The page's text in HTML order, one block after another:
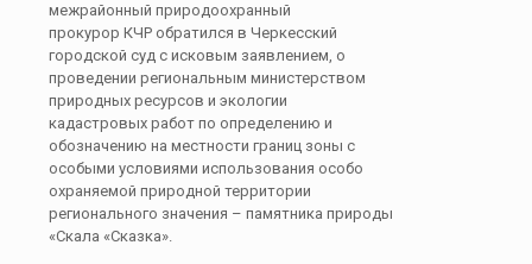
межрайонный природоохранный
прокурор КЧР обратился в Черкесский
городской суд с исковым заявлением, о
проведении региональным министерством
природных ресурсов и экологии
кадастровых работ по определению и
обозначению на местности границ зоны с
особыми условиями использования особо
охраняемой природной территории
регионального значения – памятника природы
«Скала «Сказка».